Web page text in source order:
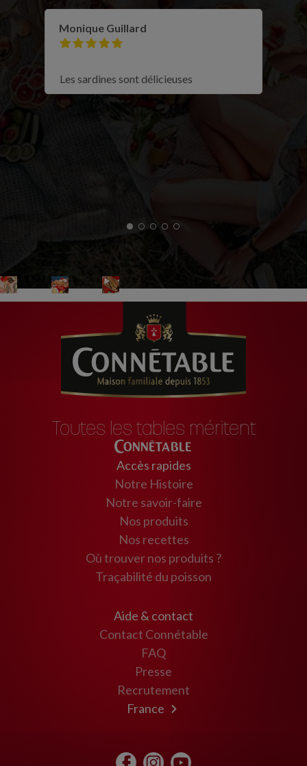
Monique Guillard
Les sardines sont délicieuses
Accès rapides
Notre Histoire
Notre savoir-faire
Nos produits
Nos recettes
Où trouver nos produits ?
Traçabilité du poisson
Toutes les tables méritent
Connétable
Aide & contact
Contact Connétable
FAQ
Presse
Recrutement
France